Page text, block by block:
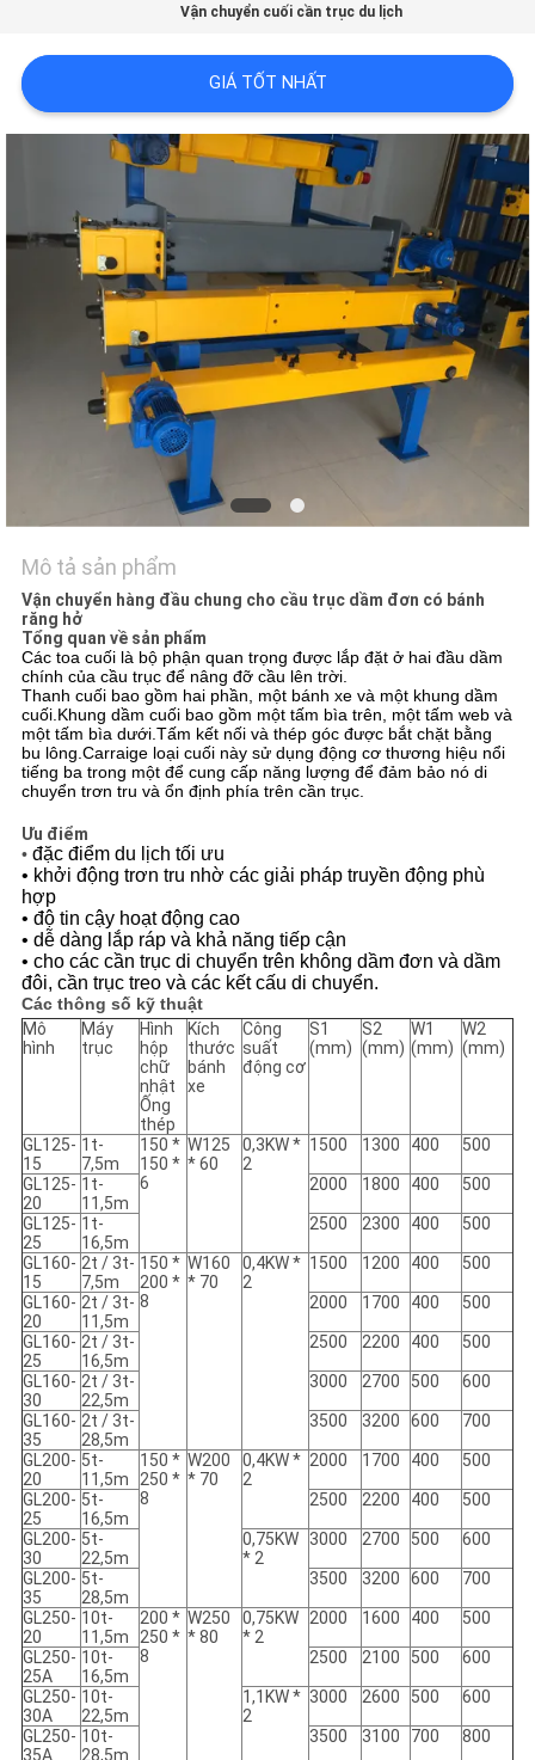
HỆ
CHÚNG
TIN
SƠ
ĐỒ
TRANG
WEB
CHÍNH
SÁCH
BẢO
MẬT
Vận chuyển cuối cần trục du lịch
GIÁ TỐT NHẤT
Mô tả sản phẩm
Vận chuyển hàng đầu chung cho cầu trục dầm đơn có bánh
răng hở
Tổng quan về sản phẩm
Các toa cuối là bộ phận quan trọng được lắp đặt ở hai đầu dầm
chính của cầu trục để nâng đỡ cầu lên trời.
Thanh cuối bao gồm hai phần, một bánh xe và một khung dầm
cuối.Khung dầm cuối bao gồm một tấm bìa trên, một tấm web và
một tấm bìa dưới.Tấm kết nối và thép góc được bắt chặt bằng
bu lông.Carraige loại cuối này sử dụng động cơ thương hiệu nổi
tiếng ba trong một để cung cấp năng lượng để đảm bảo nó di
chuyển trơn tru và ổn định phía trên cần trục.
Ưu điểm
• đặc điểm du lịch tối ưu
• khởi động trơn tru nhờ các giải pháp truyền động phù
hợp
• độ tin cậy hoạt động cao
• dễ dàng lắp ráp và khả năng tiếp cận
• cho các cần trục di chuyển trên không dầm đơn và dầm
đôi, cần trục treo và các kết cấu di chuyển.
Các thông số kỹ thuật
Mô
hình
Máy
trục
Hình
hộp
chữ
nhật
Ống
thép
Kích
thước
bánh
xe
Công
suất
động cơ
S1
(mm)
S2
(mm)
W1
(mm)
W2
(mm)
GL125-
15
1t-
7,5m
150 *
150 *
6
W125
* 60
0,3KW *
2
1500 1300 400 500
GL125-
20
1t-
11,5m
2000 1800 400 500
GL125-
25
1t-
16,5m
2500 2300 400 500
GL160-
15
2t / 3t-
7,5m
150 *
200 *
8
W160
* 70
0,4KW *
2
1500 1200 400 500
GL160-
20
2t / 3t-
11,5m
2000 1700 400 500
GL160-
25
2t / 3t-
16,5m
2500 2200 400 500
GL160-
30
2t / 3t-
22,5m
3000 2700 500 600
GL160-
35
2t / 3t-
28,5m
3500 3200 600 700
GL200-
20
5t-
11,5m
150 *
250 *
8
W200
* 70
0,4KW *
2
2000 1700 400 500
GL200-
25
5t-
16,5m
2500 2200 400 500
GL200-
30
5t-
22,5m
0,75KW
* 2
3000 2700 500 600
GL200-
35
5t-
28,5m
3500 3200 600 700
GL250-
20
10t-
11,5m
200 *
250 *
8
W250
* 80
0,75KW
* 2
2000 1600 400 500
GL250-
25A
10t-
16,5m
2500 2100 500 600
GL250-
30A
10t-
22,5m
1,1KW *
2
3000 2600 500 600
GL250-
35A
10t-
28,5m
3500 3100 700 800